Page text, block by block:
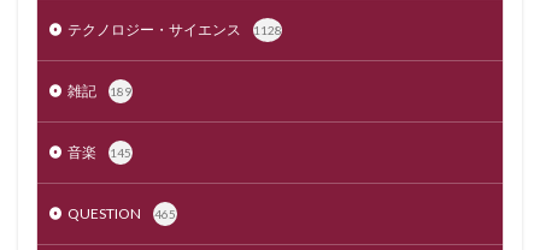
テクノロジー・サイエンス 1128
雑記 189
音楽 145
QUESTION 465